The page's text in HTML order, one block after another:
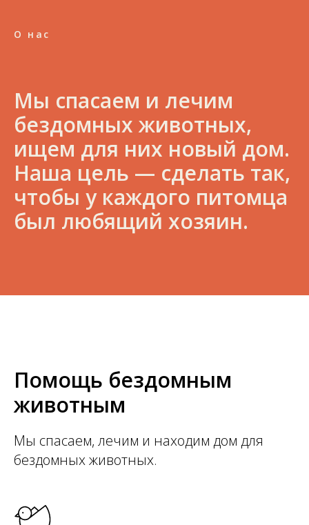
О нас
Мы спасаем и лечим
бездомных животных,
ищем для них новый дом.
Наша цель — сделать так,
чтобы у каждого питомца
был любящий хозяин.
Помощь бездомным
животным
Мы спасаем, лечим и находим дом для
бездомных животных.